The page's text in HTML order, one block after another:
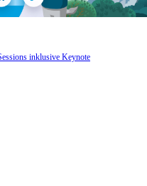
inklusive Keynote